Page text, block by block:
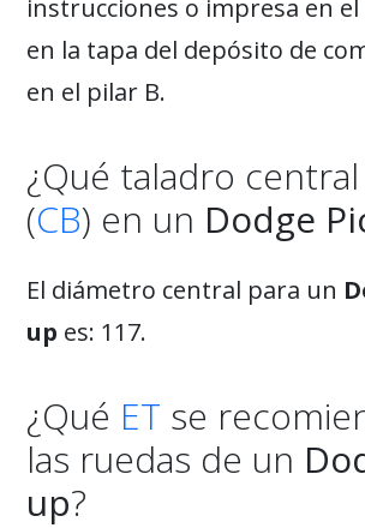
instrucciones o impresa en el
en la tapa del depósito de
en el pilar B.
¿Qué taladro
(CB) en un Dodge
El diámetro central para un
up es: 117.
¿Qué ET se
las ruedas de un
up?